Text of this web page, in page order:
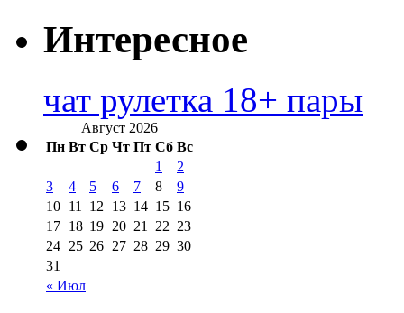
Интересное
чат рулетка 18+ пары
Август 2026
Пн Вт Ср Чт Пт Сб Вс
« Июл
1
2
3
4 5 6 7 8
9
10 11 12 13 14 15 16
17 18 19 20 21 22 23
24 25 26 27 28 29 30
31